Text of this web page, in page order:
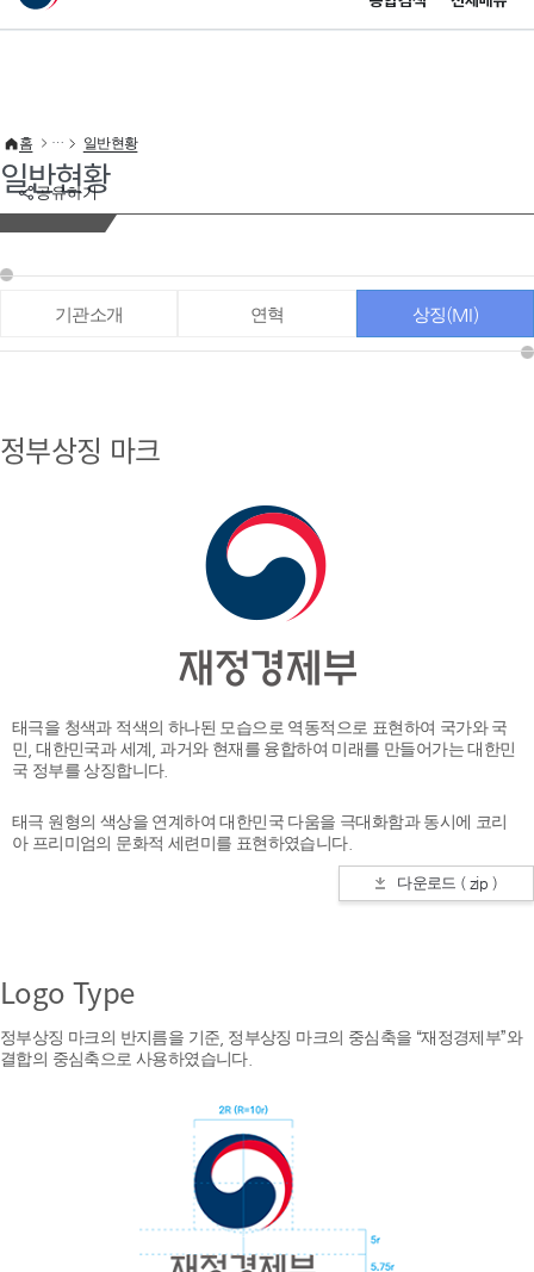
이 누리집은 대한민국 공식 전자정부 누리집입니다.
공유하기
홈 일반현황
일반현황
기관소개 연혁 상징(MI)
정부상징 마크
태극을 청색과 적색의 하나된 모습으로 역동적으로 표현하여 국가와 국
민, 대한민국과 세계, 과거와 현재를 융합하여 미래를 만들어가는 대한민
국 정부를 상징합니다.
태극 원형의 색상을 연계하여 대한민국 다움을 극대화함과 동시에 코리
아 프리미엄의 문화적 세련미를 표현하였습니다.
다운로드 ( zip )
Logo Type
정부상징 마크의 반지름을 기준, 정부상징 마크의 중심축을 “재정경제부”와
결합의 중심축으로 사용하였습니다.